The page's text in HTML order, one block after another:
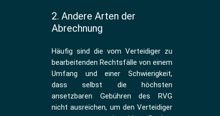
2. Andere Arten der
Abrechnung
Häufig sind die vom Verteidiger zu
bearbeitenden Rechtsfälle von einem
Umfang und einer Schwierigkeit,
dass selbst die höchsten
ansetzbaren Gebühren des RVG
nicht ausreichen, um den Verteidiger